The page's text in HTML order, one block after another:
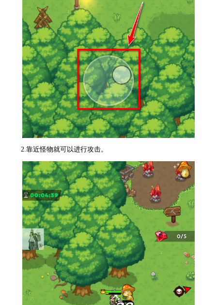
2.靠近怪物就可以进行攻击。